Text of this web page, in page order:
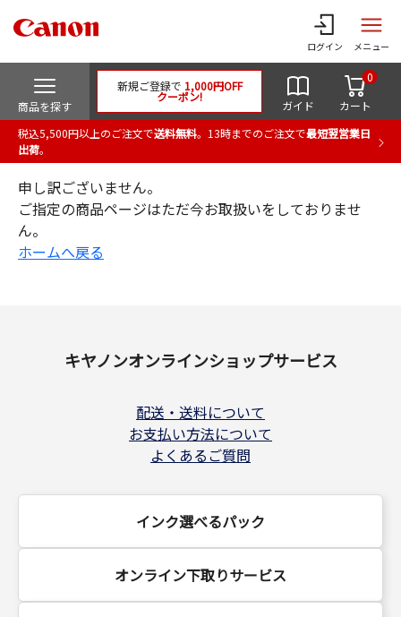
ログイン メニュー
商品を探す
新規ご登録で 1,000円OFF
クーポン!
ガイド カート
0
税込5,500円以上のご注文で送料無料。13時までのご注文で最短翌営業日
出荷。
申し訳ございません。
ご指定の商品ページはただ今お取扱いをしておりませ
ん。
ホームへ戻る
キヤノンオンラインショップサービス
配送・送料について
お支払い方法について
よくあるご質問
インク選べるパック
オンライン下取りサービス